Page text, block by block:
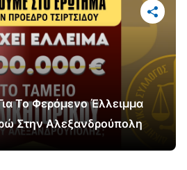
Το Φερόμενο Έλλειμμα
Στην Αλεξανδρούπολη